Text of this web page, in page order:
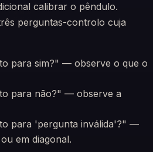
calibrar o pêndulo.
perguntas-controlo cuja
para sim?" — observe o que o
para não?" — observe a
para 'pergunta inválida'?" —
em diagonal.